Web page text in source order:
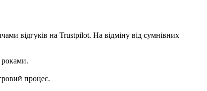
відгуків на Trustpilot. На відміну від сумнівних
роками.
процес.